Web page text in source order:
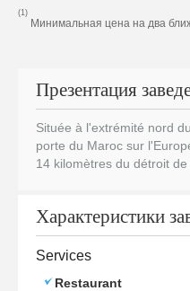
(1)
Минимальная цена на два
Презентация
Située à l'extrémité nord
porte du Maroc sur
14 kilomètres du détroit de
Характеристики
Services
Restaurant